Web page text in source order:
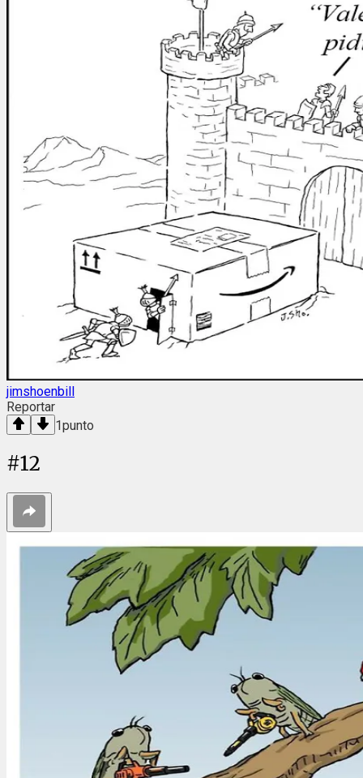
jimshoenbill
Reportar
1punto
#12